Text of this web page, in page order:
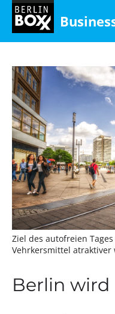
Ziel des autofreien
Vehrkersmittel atraktiver
Berlin wird